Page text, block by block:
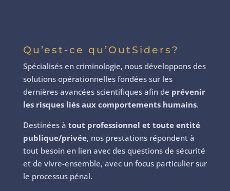
Qu’est-ce qu’OutSiders?
Spécialisés en criminologie, nous développons des
solutions opérationnelles fondées sur les
dernières avancées scientifiques afin de prévenir
les risques liés aux comportements humains.
Destinées à tout professionnel et toute entité
publique/privée, nos prestations répondent à
tout besoin en lien avec des questions de sécurité
et de vivre-ensemble, avec un focus particulier sur
le processus pénal.